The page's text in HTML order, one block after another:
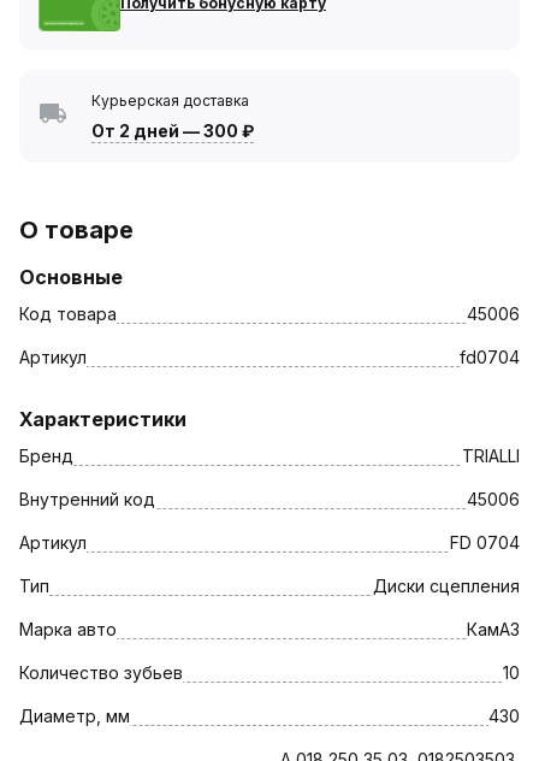
Курьерская доставка
От 2 дней —300 ₽
О товаре
Основные
Код товара 45006
Артикул fd0704
Характеристики
Бренд TRIALLI
Внутренний код 45006
Артикул FD 0704
Тип Диски сцепления
Марка авто КамАЗ
Количество зубьев 10
Диаметр, мм 430